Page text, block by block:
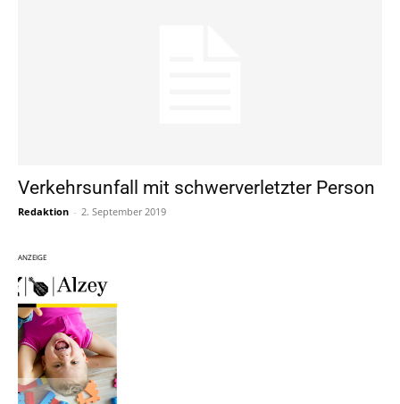
Verkehrsunfall mit schwerverletzter Person
Redaktion - 2. September 2019
ANZEIGE